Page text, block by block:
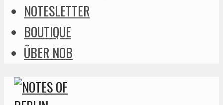
NOTESLETTER
BOUTIQUE
ÜBER NOB